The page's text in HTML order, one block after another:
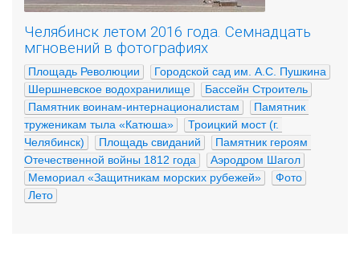
Челябинск летом 2016 года. Семнадцать
мгновений в фотографиях
Площадь Революции
Городской сад им. А.С. Пушкина
Шершневское водохранилище
Бассейн Строитель
Памятник воинам-интернационалистам
Памятник
труженикам тыла «Катюша»
Троицкий мост (г.
Челябинск)
Площадь свиданий
Памятник героям
Отечественной войны 1812 года
Аэродром Шагол
Мемориал «Защитникам морских рубежей»
Фото
Лето